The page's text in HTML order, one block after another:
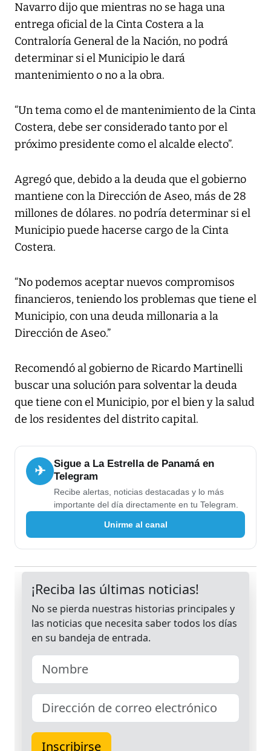
Navarro dijo que mientras no se haga una
entrega oficial de la Cinta Costera a la
Contraloría General de la Nación, no podrá
determinar si el Municipio le dará
mantenimiento o no a la obra.
“Un tema como el de mantenimiento de la Cinta
Costera, debe ser considerado tanto por el
próximo presidente como el alcalde electo”.
Agregó que, debido a la deuda que el gobierno
mantiene con la Dirección de Aseo, más de 28
millones de dólares. no podría determinar si el
Municipio puede hacerse cargo de la Cinta
Costera.
“No podemos aceptar nuevos compromisos
financieros, teniendo los problemas que tiene el
Municipio, con una deuda millonaria a la
Dirección de Aseo.”
Recomendó al gobierno de Ricardo Martinelli
buscar una solución para solventar la deuda
que tiene con el Municipio, por el bien y la salud
de los residentes del distrito capital.
✈
Sigue a La Estrella de Panamá en
Telegram
Recibe alertas, noticias destacadas y lo más
importante del día directamente en tu Telegram.
Unirme al canal